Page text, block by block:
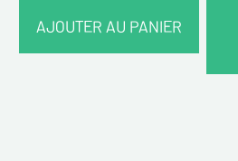
AJOUTER AU PANIER